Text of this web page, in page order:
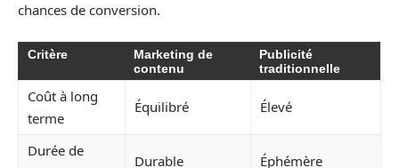
chances de conversion.
Critère
Marketing de
contenu
Publicité
traditionnelle
Coût à long
terme
Équilibré Élevé
Durée de
Durable Éphémère